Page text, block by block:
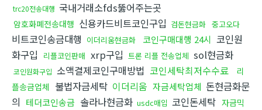
trc20전송대행 국내거래소fds뚫어주는곳
암호화폐전송대행 신용카드비트코인구입 검돈현금화 중고오다
비트코인송금대행 이더리움현금화 코인구매대행 24시 코인원
화구입
리플코인판매 xrp구입 트론 리플 전송업체 sol현금화
코인원화구입 소액결제코인구매방법 코인세탁최저수수료
리
플송금업체 불법자금세탁 이더리움 자금세탁업체 돈현금화문
의 테더코인송금 솔라나현금화 usdc매입 코인돈세탁 자금믹